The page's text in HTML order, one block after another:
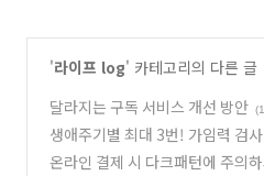
'라이프 log' 카테고리의 다른 글
달라지는 구독 서비스 개선 방안
생애주기별 최대 3번! 가임력 검
온라인 결제 시 다크패턴에 주의